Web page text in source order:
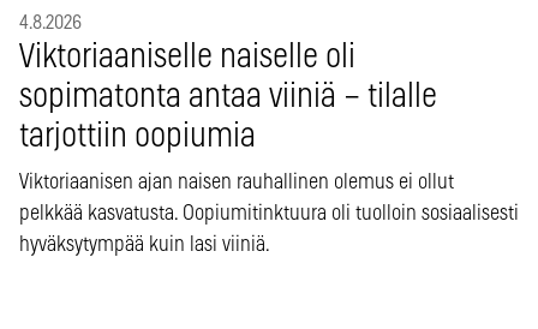
4.8.2026
Viktoriaaniselle naiselle oli
sopimatonta antaa viiniä – tilalle
tarjottiin oopiumia
Viktoriaanisen ajan naisen rauhallinen olemus ei ollut
pelkkää kasvatusta. Oopiumitinktuura oli tuolloin sosiaalisesti
hyväksytympää kuin lasi viiniä.